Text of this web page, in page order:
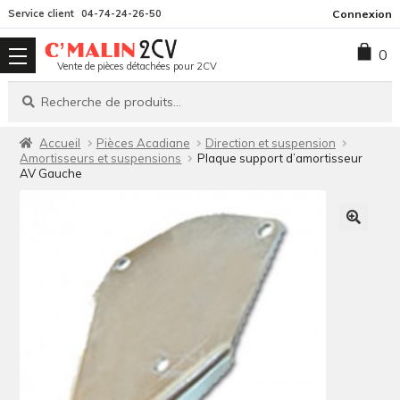
la
navigation
contenu
Service client 04-74-24-26-50 Connexion
Vente de pièces détachées pour 2CV
Recherche
Recherche
0
Accueil Pièces Acadiane
Direction et suspension
Amortisseurs et suspensions
Plaque support d’amortisseur
AV Gauche